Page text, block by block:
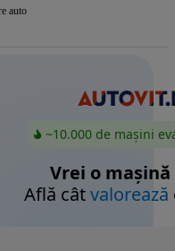
auto
~10.000 de mașini
Vrei o mașină
Află câtvalorează